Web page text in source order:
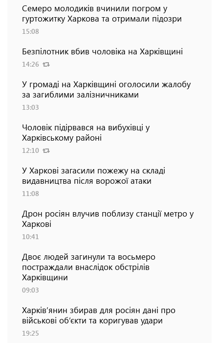
Семеро молодиків вчинили погром у
гуртожитку Харкова та отримали підозри
15:08
Безпілотник вбив чоловіка на Харківщині
14:26
У громаді на Харківщині оголосили жалобу
за загиблими залізничниками
13:03
Чоловік підірвався на вибухівці у
Харківському районі
12:10
У Харкові загасили пожежу на складі
видавництва після ворожої атаки
11:08
Дрон росіян влучив поблизу станції метро у
Харкові
10:41
Двоє людей загинули та восьмеро
постраждали внаслідок обстрілів
Харківщини
09:03
Харків’янин збирав для росіян дані про
військові об’єкти та коригував удари
19:25